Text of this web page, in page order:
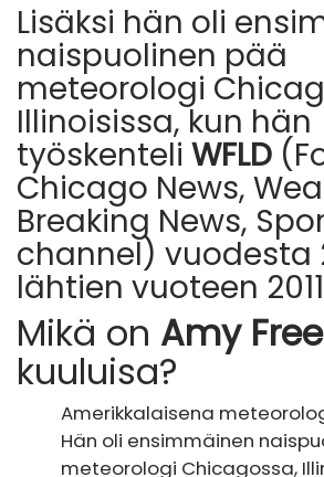
Lisäksi hän oli
naispuolinen pää
meteorologi
Illinoisissa, kun hän
työskenteli WFLD
Chicago News,
Breaking News,
channel) vuodesta
lähtien vuoteen
Mikä on Amy
kuuluisa?
Amerikkalaisena
Hän oli ensimmäinen
meteorologi Chicagossa,